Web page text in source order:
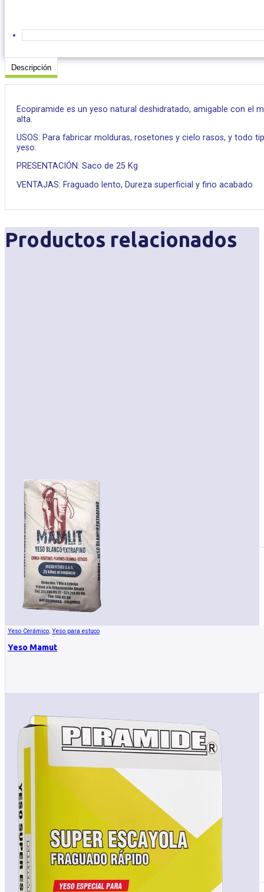
Descripción
Ecopiramide es un yeso natural deshidratado, amigable con
alta.
USOS: Para fabricar molduras, rosetones y cielo rasos, y todo
yeso.
PRESENTACIÓN: Saco de 25 Kg
VENTAJAS: Fraguado lento, Dureza superficial y fino acabado
Productos relacionados
Yeso Cerámico Yeso para estuco
Yeso Mamut